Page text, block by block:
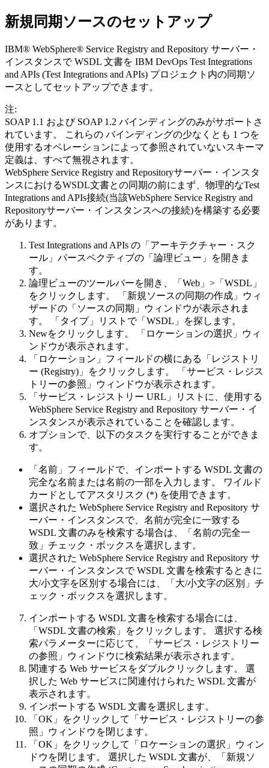
新規同期ソースのセットアップ
IBM® WebSphere® Service Registry and Repository サーバー・
インスタンスで WSDL 文書を IBM DevOps Test Integrations
and APIs (Test Integrations and APIs) プロジェクト内の同期ソ
ースとしてセットアップできます。
注:
SOAP 1.1 および SOAP 1.2 バインディングのみがサポートさ
れています。 これらの バインディングの少なくとも 1 つを
使用するオペレーションによって参照されていないスキーマ
定義は、すべて無視されます。
WebSphere Service Registry and Repositoryサーバー・インスタ
ンスにおけるWSDL文書との同期の前にまず、物理的なTest
Integrations and APIs接続(当該WebSphere Service Registry and
Repositoryサーバー・インスタンスへの接続)を構築する必要
があります。
Test Integrations and APIs の「アーキテクチャー・スク
ール」パースペクティブの「論理ビュー」を開きま
す。
論理ビューのツールバーを開き、
「Web」>「WSDL」
をクリックします。 「新規ソースの同期の作成」ウィ
ザードの「ソースの同期」ウィンドウが表示されま
す。
「タイプ」 リストで「WSDL」
を探します。
Newをクリックします。 「ロケーションの選択」
ウィ
ンドウが表示されます。
「ロケーション」 フィールドの横にある
「レジストリ
ー (Registry)」
をクリックします。
「サービス・レジス
トリーの参照」
ウィンドウが表示されます。
「サービス・レジストリー URL」
リストに、使用する
WebSphere Service Registry and Repository サーバー・イ
ンスタンスが表示されていることを確認します。
オプションで、以下のタスクを実行することができま
す。
「名前」 フィールドで、インポートする WSDL 文書の
完全な名前または名前の一部を入力します。 ワイルド
カードとしてアスタリスク (*) を使用できます。
選択された WebSphere Service Registry and Repository サ
ーバー・インスタンスで、名前が完全に一致する
WSDL 文書のみを検索する場合は、
「名前の完全一
致」 チェック・ボックスを選択します。
選択された WebSphere Service Registry and Repository サ
ーバー・インスタンスで WSDL 文書を検索するときに
大/小文字を区別する場合には、
「大/小文字の区別」 チ
ェック・ボックスを選択します。
インポートする WSDL 文書を検索する場合には、
「WSDL 文書の検索」
をクリックします。 選択する検
索パラメーターに応じて、
「サービス・レジストリー
の参照」
ウィンドウに検索結果が表示されます。
関連する Web サービスをダブルクリックします。 選
択した Web サービスに関連付けられた WSDL 文書が
表示されます。
インポートする WSDL 文書を選択します。
「OK」
をクリックして
「サービス・レジストリーの参
照」
ウィンドウを閉じます。
「OK」
をクリックして 「ロケーションの選択」
ウィン
ドウを閉じます。 選択した WSDL 文書が、「新規ソ